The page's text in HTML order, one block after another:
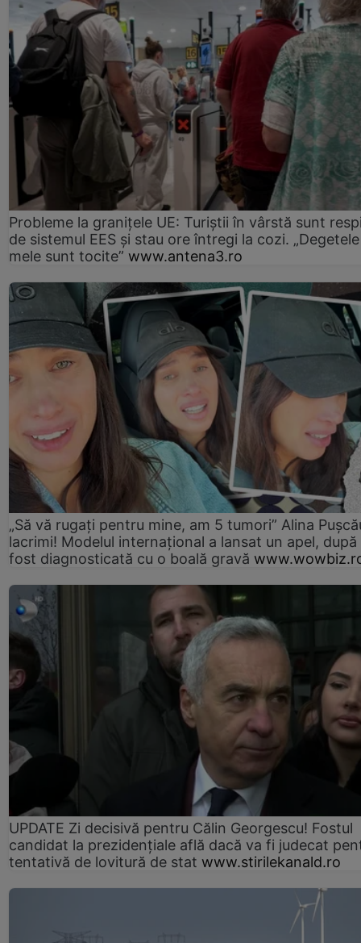
Probleme la granițele UE: Turiștii în vârstă sunt
de sistemul EES și stau ore întregi la cozi. „Degetele
mele sunt tocite” www.antena3.ro
„Să vă rugați pentru mine, am 5 tumori” Alina
lacrimi! Modelul internațional a lansat un apel, după
fost diagnosticată cu o boală gravă
UPDATE Zi decisivă pentru Călin Georgescu! Fostul
candidat la prezidențiale află dacă va fi judecat
tentativă de lovitură de stat www.stirilekanald.ro